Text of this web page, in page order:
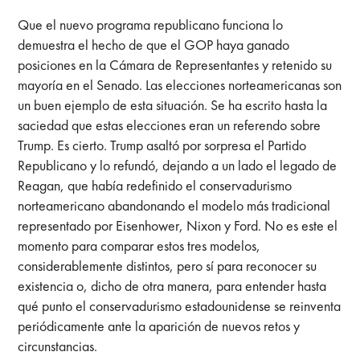
Que el nuevo programa republicano funciona lo
demuestra el hecho de que el GOP haya ganado
posiciones en la Cámara de Representantes y retenido su
mayoría en el Senado. Las elecciones norteamericanas son
un buen ejemplo de esta situación. Se ha escrito hasta la
saciedad que estas elecciones eran un referendo sobre
Trump. Es cierto. Trump asaltó por sorpresa el Partido
Republicano y lo refundó, dejando a un lado el legado de
Reagan, que había redefinido el conservadurismo
norteamericano abandonando el modelo más tradicional
representado por Eisenhower, Nixon y Ford. No es este el
momento para comparar estos tres modelos,
considerablemente distintos, pero sí para reconocer su
existencia o, dicho de otra manera, para entender hasta
qué punto el conservadurismo estadounidense se reinventa
periódicamente ante la aparición de nuevos retos y
circunstancias.